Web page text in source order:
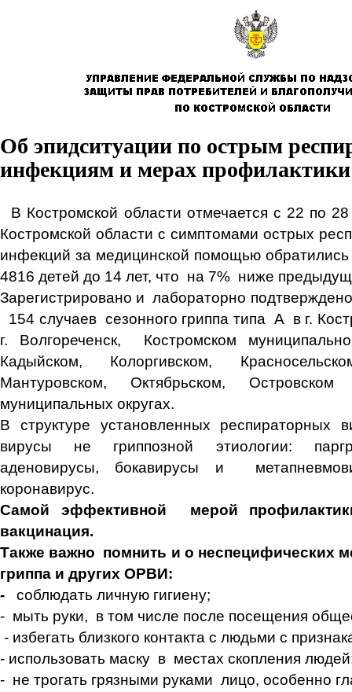
Об эпидситуации по острым
инфекциям и мерах профилактики
В Костромской области отмечается с 22 по
Костромской области с симптомами острых
инфекций за медицинской помощью обратились
4816 детей до 14 лет, что на 7% ниже
Зарегистрировано и лабораторно
154 случаев сезонного гриппа типа А в г.
г. Волгореченск, Костромском
Кадыйском, Колоргивском,
Мантуровском, Октябрьском,
муниципальных округах.
В структуре установленных респираторных
вирусы не гриппозной этиологии:
аденовирусы, бокавирусы и
коронавирус.
Самой эффективной мерой
вакцинация.
Также важно помнить и о неспецифических
гриппа и других ОРВИ:
- соблюдать личную гигиену;
- мыть руки, в том числе после посещения
- избегать близкого контакта с людьми с
- использовать маску в местах скопления
- не трогать грязными руками лицо, особенно